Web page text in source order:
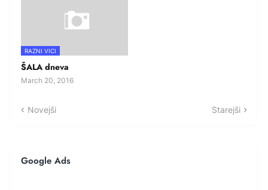
RAZNI VICI
ŠALA dneva
March 20, 2016
Novejši Starejši
Google Ads